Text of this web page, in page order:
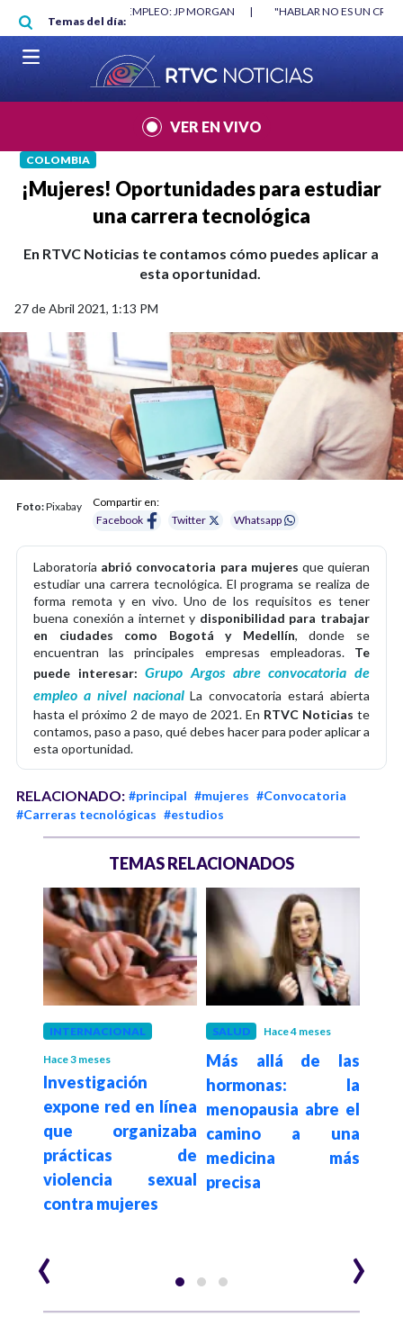
Pasar al contenido principal
Temas del día:
"HABLAR NO ES UN CRIMEN": CARTA DE BETO CORAL |
VER EN VIVO
COLOMBIA
¡Mujeres! Oportunidades para estudiar
una carrera tecnológica
En RTVC Noticias te contamos cómo puedes aplicar a
esta oportunidad.
27 de Abril 2021, 1:13 PM
Foto:Pixabay
Compartir en:
Facebook
Twitter Whatsapp
Laboratoria abrió convocatoria para mujeres que quieran
estudiar una carrera tecnológica. El programa se realiza de
forma remota y en vivo. Uno de los requisitos es tener
buena conexión a internet y disponibilidad para trabajar
en ciudades como Bogotá y Medellín, donde se
encuentran las principales empresas empleadoras. Te
puede interesar:Grupo Argos abre convocatoria de
empleo a nivel nacionalLa convocatoria estará abierta
hasta el próximo 2 de mayo de 2021. En RTVC Noticias te
contamos, paso a paso, qué debes hacer para poder aplicar a
esta oportunidad.
RELACIONADO: #principal #mujeres #Convocatoria
#Carreras tecnológicas #estudios
TEMAS RELACIONADOS
INTERNACIONAL
Hace 3 meses
Investigación
expone red en línea
que organizaba
prácticas de
violencia sexual
contra mujeres
SALUD Hace 4 meses
Más allá de las
hormonas: la
menopausia abre el
camino a una
medicina más
precisa
‹ ›